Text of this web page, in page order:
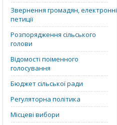
Звернення громадян, електронні
петиції
Розпорядження сільського
голови
Відомості поіменного
голосування
Бюджет сільської ради
Регуляторна політика
Місцеві вибори